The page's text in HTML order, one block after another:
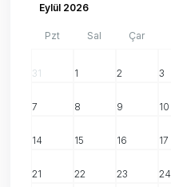
Eylül 2026
Pzt Sal Çar
31 1 2 3
7 8 9 10
14 15 16 17
21 22 23 24